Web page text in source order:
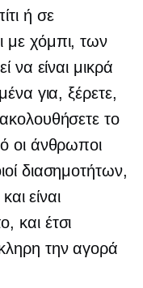
ή σε
με χόμπι, των
να είναι μικρά
για, ξέρετε,
το
οι άνθρωποι
διασημοτήτων,
είναι
και έτσι
την αγορά